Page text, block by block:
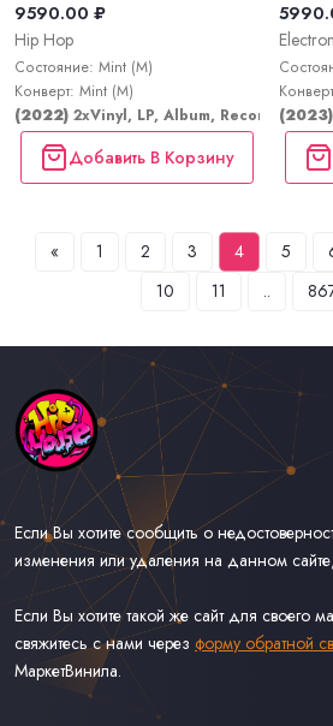
9590.00 ₽
Hip Hop
Состояние: Mint (M)
Конверт: Mint (M)
(2022) 2xVinyl, LP, Album, Record Store
Добавить В Корзину
(2023)
« 1 2 3 4 5
10
11 ..
Если Вы хотите сообщить о
изменения или удаления на данном сайте,
Если Вы хотите такой же сайт для своего
свяжитесь с нами через форму обратной
МаркетВинила.
Каталог Музыки на Виниле В Наличии